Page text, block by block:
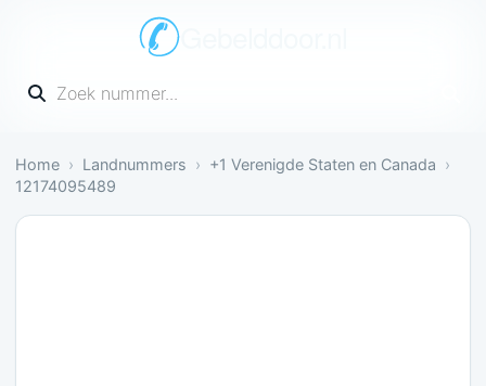
Gebelddoor.nl
Vul een telefoonnummer in
Home Landnummers
+1 Verenigde Staten en Canada
12174095489